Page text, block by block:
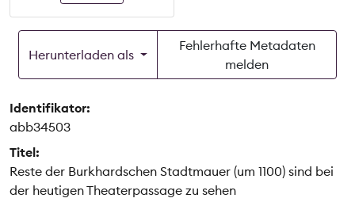
Herunterladen als
Fehlerhafte Metadaten
melden
Identifikator:
abb34503
Titel:
Reste der Burkhardschen Stadtmauer (um 1100) sind bei
der heutigen Theaterpassage zu sehen